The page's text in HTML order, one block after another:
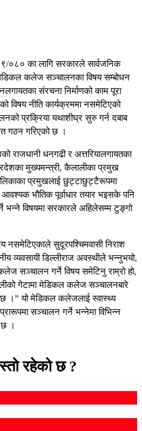
०८० का लागि सरकारले सार्वजनिक
मेडिकल कलेज सञ्चालनका विषय सम्बोधन
संरचना निर्माणको काम पूरा
नीति कार्यक्रममा नसमेटिएको
प्रक्रिया यथाशीघ्र सुरु गर्न दबाब
गठन गरिएको छ ।
राजधानी धनगढी र अत्तरियालगायतका
मुख्यमन्त्री, कैलालीका प्रमुख
प्रमुखलाई छुट्टाछुट्टैरूपमा
भौतिक पूर्वाधार तयार भइसके पनि
भन्ने विषयमा सरकारले अहिलेसम्म टुङ्गो
नसमेटिएकाले सुदूरपश्चिमवासी निराश
व्यवसायी डिल्लीराज अवस्थीले भन्नुभयो,
सञ्चालन गर्ने विषय समेटिनु राम्रो हो,
गेटामा मेडिकल कलेज सञ्चालनबारे
छ ।” यो मेडिकल कलेजलाई स्वास्थ्य
सञ्चालन गर्ने भन्नेमा विभिन्न
।
रहेको छ ?